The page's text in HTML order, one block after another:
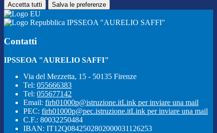
Accetta tutti Salva le preferenze
IPSSEOA "AURELIO SAFFI"
Contatti
IPSSEOA "AURELIO SAFFI"
Via del Mezzetta, 15 - 50135 Firenze
Tel: 055666383
Tel: 055677142
Email: firh01000p@istruzione.itLink per inviare una mail
PEC: firh01000p@pec.istruzione.itLink per inviare una mail
C.F.: 80032250484
IBAN: IT12Q0842502802000031126253